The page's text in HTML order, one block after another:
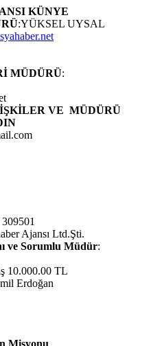
KÜNYE
:YÜKSEL UYSAL
MÜDÜRÜ:
VE MÜDÜRÜ
Ajansı Ltd.Şti.
ve Sorumlu Müdür:
10.000.00 TL
Erdoğan
Misyonu